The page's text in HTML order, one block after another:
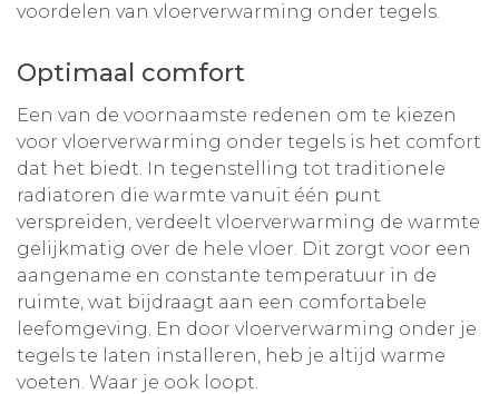
voordelen van vloerverwarming onder tegels.
Optimaal comfort
Een van de voornaamste redenen om te kiezen
voor vloerverwarming onder tegels is het comfort
dat het biedt. In tegenstelling tot traditionele
radiatoren die warmte vanuit één punt
verspreiden, verdeelt vloerverwarming de warmte
gelijkmatig over de hele vloer. Dit zorgt voor een
aangename en constante temperatuur in de
ruimte, wat bijdraagt aan een comfortabele
leefomgeving. En door vloerverwarming onder je
tegels te laten installeren, heb je altijd warme
voeten. Waar je ook loopt.